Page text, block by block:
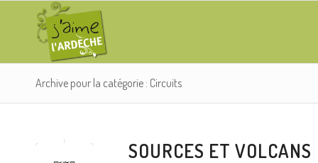
Archive pour la catégorie : Circuits
SOURCES ET VOLCANS